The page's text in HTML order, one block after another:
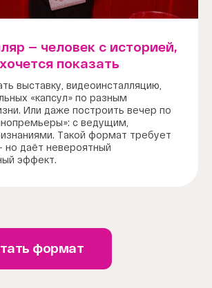
— человек с историей,
показать
выставку, видеоинсталляцию,
«капсул» по разным
Или даже построить вечер по
с ведущим,
Такой формат требует
но даёт невероятный
эффект.
формат